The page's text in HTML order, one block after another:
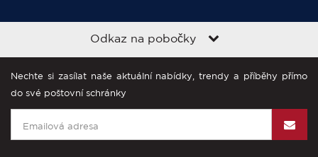
Odkaz na pobočky
Nechte si zasílat naše aktuální nabídky, trendy a příběhy přímo
do své poštovní schránky